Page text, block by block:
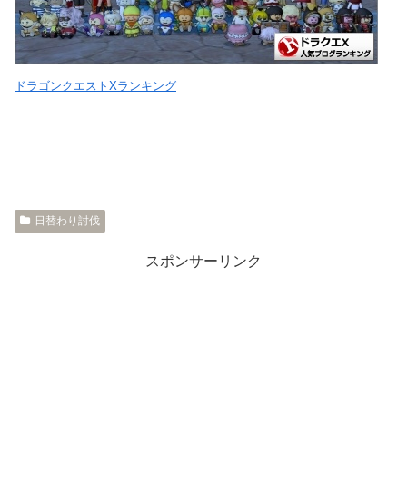
ドラゴンクエストXランキング
日替わり討伐
スポンサーリンク